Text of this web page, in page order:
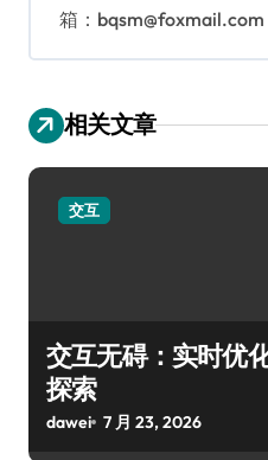
箱：bqsm@foxmail.com
相关文章
交互
交互无碍：实时优
探索
dawei 7 月 23, 2026